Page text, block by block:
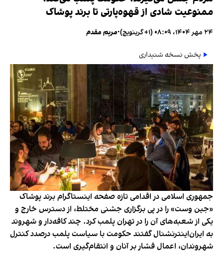
ممنوعیت شادی از قهوه‌پارتی تا برند پوشاک
۲۴ مهر ۱۴۰۴، ۰۸:۰۹ (‎+۱ گرینویچ) •مریم مقدم
پخش نسخه شنیداری
جمهوری اسلامی در اقدامی تازه صفحه اینستاگرام برند پوشاک
«جین وست» را در پی برگزاری جشنی مختلط، از دسترس خارج و
یکی از شعبه‌های آن را در تهران پلمب کرد. چند کافه‌‌دار و شهروند
به ایران‌اینترنشنال گفتند حکومت با سیاست پلمب درصدد کنترل
شهروندان، اعمال فشار بر آنان و انتقام‌گیری است.